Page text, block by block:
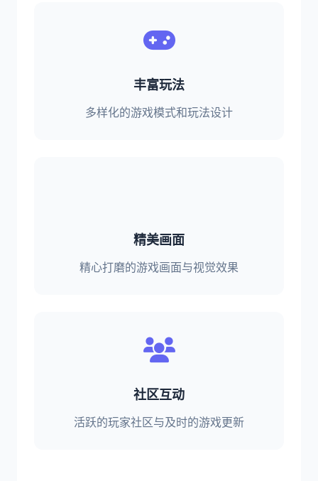
丰富玩法
多样化的游戏模式和玩法设计
精美画面
精心打磨的游戏画面与视觉效果
社区互动
活跃的玩家社区与及时的游戏更新